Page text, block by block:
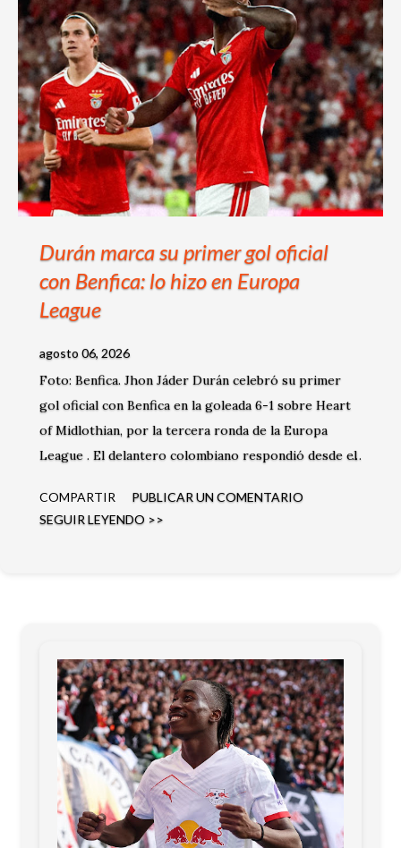
Durán marca su primer gol oficial
con Benfica: lo hizo en Europa
League
agosto 06, 2026
Foto: Benfica. Jhon Jáder Durán celebró su primer
gol oficial con Benfica en la goleada 6-1 sobre Heart
of Midlothian, por la tercera ronda de la Europa
League . El delantero colombiano respondió desde el
disputó.
COMPARTIR
PUBLICAR UN COMENTARIO
SEGUIR LEYENDO >>